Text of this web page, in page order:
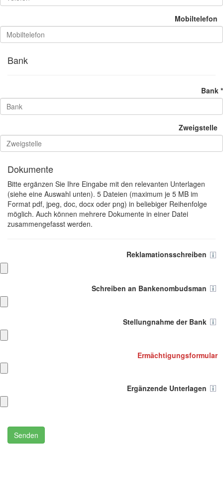
Mobiltelefon
Bank
Bank *
Zweigstelle
Dokumente
Bitte ergänzen Sie Ihre Eingabe mit den relevanten Unterlagen
(siehe eine Auswahl unten). 5 Dateien (maximum je 5 MB im
Format pdf, jpeg, doc, docx oder png) in beliebiger Reihenfolge
möglich. Auch können mehrere Dokumente in einer Datei
zusammengefasst werden.
Reklamationsschreiben
Schreiben an Bankenombudsman
Stellungnahme der Bank
Ermächtigungsformular
Ergänzende Unterlagen